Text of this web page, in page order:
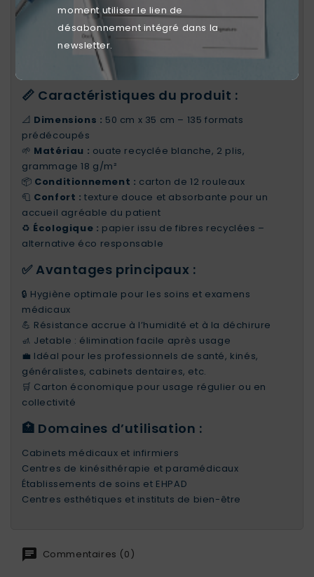
moment utiliser le lien de
désabonnement intégré dans la
newsletter.
conçus pour offrirconfort, hygiène et respect de
l’environnement. Grâce à leur texture lisse 2 plis
en pure ouate recyclée, ils garantissent une
excellente résistance à l’usage tout en participant à
une démarche écoresponsable.
📏 Caractéristiques du produit :
📐 Dimensions : 50 cm x 35 cm – 135 formats
prédécoupés
🌱 Matériau : ouate recyclée blanche, 2 plis,
grammage 18 g/m²
📦 Conditionnement : carton de 12 rouleaux
🧻 Confort : texture douce et absorbante pour un
accueil agréable du patient
♻️ Écologique : papier issu de fibres recyclées –
alternative éco responsable
✅ Avantages principaux :
🔒 Hygiène optimale pour les soins et examens
médicaux
💪 Résistance accrue à l’humidité et à la déchirure
🚮 Jetable : élimination facile après usage
💼 Idéal pour les professionnels de santé, kinés,
généralistes, cabinets dentaires, etc.
🛒 Carton économique pour usage régulier ou en
collectivité
🏥 Domaines d’utilisation :
Cabinets médicaux et infirmiers
Centres de kinésithérapie et paramédicaux
Établissements de soins et EHPAD
Centres esthétiques et instituts de bien-être
Commentaires (0)